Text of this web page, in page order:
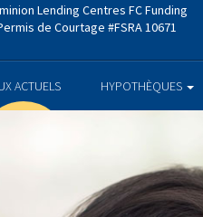
Lending Centres FC Funding
de Courtage #FSRA 10671
ACTUELS HYPOTHÈQUES